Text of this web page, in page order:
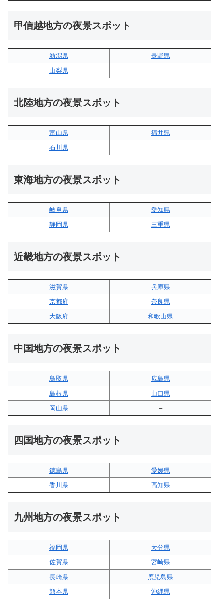
甲信越地方の夜景スポット
新潟県
長野県
山梨県
–
北陸地方の夜景スポット
富山県
福井県
石川県
–
東海地方の夜景スポット
岐阜県
愛知県
静岡県
三重県
近畿地方の夜景スポット
滋賀県
兵庫県
京都府
奈良県
大阪府
和歌山県
中国地方の夜景スポット
鳥取県
広島県
島根県
山口県
岡山県
–
四国地方の夜景スポット
徳島県
愛媛県
香川県
高知県
九州地方の夜景スポット
福岡県
大分県
佐賀県
宮崎県
長崎県
鹿児島県
熊本県
沖縄県